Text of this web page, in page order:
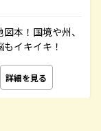
本！国境や州、
イキイキ！
詳細を見る